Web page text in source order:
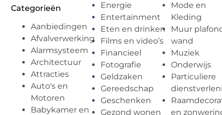
Categorieën
Aanbiedingen
Afvalverwerking
Alarmsysteem
Architectuur
Attracties
Auto's en
Motoren
Babykamer en
Energie
Entertainment
Eten en drinken
Films en video’s
Financieel
Fotografie
Geldzaken
Gereedschap
Geschenken
Gezond wonen
Mode en
Kleding
Muur
wand
Muziek
Onderwijs
Particuliere
en